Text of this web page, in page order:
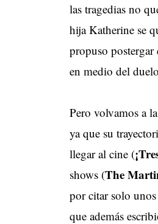
las tragedias no
hija Katherine se
propuso
en medio del
Pero volvamos a
ya que su
llegar al cine (
shows (The
por citar solo
que además